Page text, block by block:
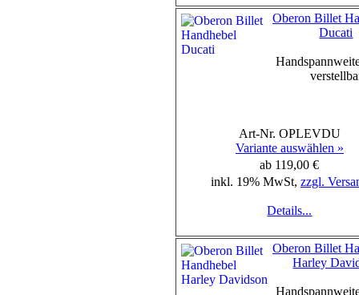
Oberon Billet
Ducati
Art-Nr. OPLEVDU
Variante auswählen »
ab 119,00 €
inkl. 19% MwSt, zzgl.
Details...
Oberon Billet
Harley